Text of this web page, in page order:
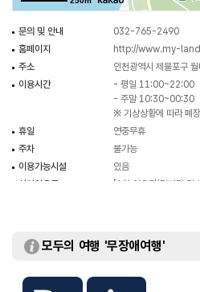
즐겨도 좋다.
문의 및 안내
032-765-2490
홈페이지
http://www.my-
주소
인천광역시 제물포구
이용시간
- 평일 11:00~22:00
- 주말 10:30~00:30
※ 기상상황에 따라 폐
휴일
연중무휴
주차
불가능
이용가능시설
있음
시설이용료
[1회 이용권(타가다 디
-대인 7,000원
- 선택 할인권(소인 5
모두의 여행 '무장애여행'